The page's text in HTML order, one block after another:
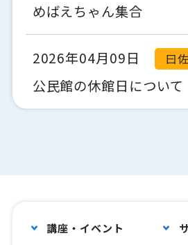
めばえちゃん集合
2026年04月09日 曰
公民館の休館日について
講座・イベント